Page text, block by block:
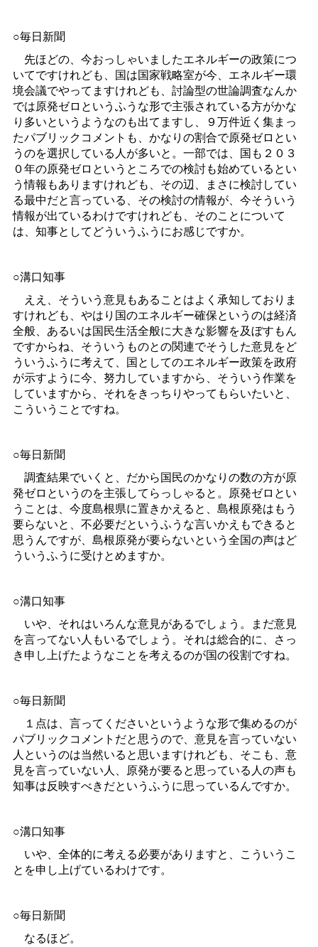
○毎日新聞
先ほどの、今おっしゃいましたエネルギーの政策につ
いてですけれども、国は国家戦略室が今、エネルギー環
境会議でやってますけれども、討論型の世論調査なんか
では原発ゼロというふうな形で主張されている方がかな
り多いというようなのも出てますし、９万件近く集まっ
たパブリックコメントも、かなりの割合で原発ゼロとい
うのを選択している人が多いと。一部では、国も２０３
０年の原発ゼロというところでの検討も始めているとい
う情報もありますけれども、その辺、まさに検討してい
る最中だと言っている、その検討の情報が、今そういう
情報が出ているわけですけれども、そのことについて
は、知事としてどういうふうにお感じですか。
○溝口知事
ええ、そういう意見もあることはよく承知しておりま
すけれども、やはり国のエネルギー確保というのは経済
全般、あるいは国民生活全般に大きな影響を及ぼすもん
ですからね、そういうものとの関連でそうした意見をど
ういうふうに考えて、国としてのエネルギー政策を政府
が示すように今、努力していますから、そういう作業を
していますから、それをきっちりやってもらいたいと、
こういうことですね。
○毎日新聞
調査結果でいくと、だから国民のかなりの数の方が原
発ゼロというのを主張してらっしゃると。原発ゼロとい
うことは、今度島根県に置きかえると、島根原発はもう
要らないと、不必要だというふうな言いかえもできると
思うんですが、島根原発が要らないという全国の声はど
ういうふうに受けとめますか。
○溝口知事
いや、それはいろんな意見があるでしょう。まだ意見
を言ってない人もいるでしょう。それは総合的に、さっ
き申し上げたようなことを考えるのが国の役割ですね。
○毎日新聞
１点は、言ってくださいというような形で集めるのが
パブリックコメントだと思うので、意見を言っていない
人というのは当然いると思いますけれども、そこも、意
見を言っていない人、原発が要ると思っている人の声も
知事は反映すべきだというふうに思っているんですか。
○溝口知事
いや、全体的に考える必要がありますと、こういうこ
とを申し上げているわけです。
○毎日新聞
なるほど。